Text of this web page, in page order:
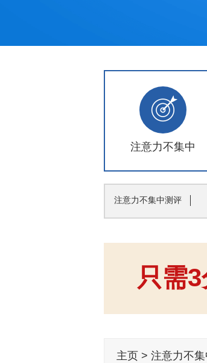
注意力不集中
注意力不集中测评
只需
主页 > 注意力不集